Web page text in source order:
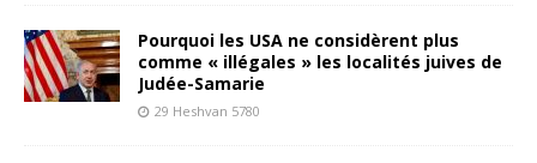
Pourquoi les USA ne considèrent plus
comme « illégales » les localités juives de
Judée-Samarie
29 Heshvan 5780